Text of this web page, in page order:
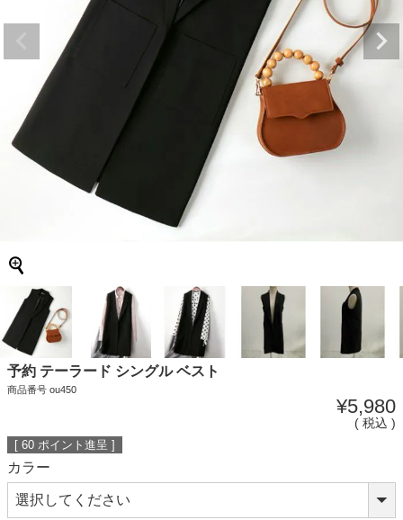
予約 テーラード シングル ベスト
商品番号 ou450
¥5,980
税込
[ 60 ポイント進呈 ]
カラー